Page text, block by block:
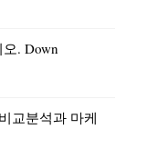
. Down
교분석과 마케